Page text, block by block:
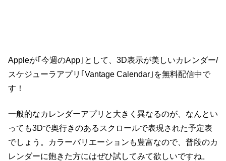
Appleが｢今週のApp｣として、3D表示が美しいカレンダー/
スケジューラアプリ｢Vantage Calendar｣を無料配信中で
す！
一般的なカレンダーアプリと大きく異なるのが、なんとい
っても3Dで奥行きのあるスクロールで表現された予定表
でしょう。カラーバリエーションも豊富なので、普段のカ
レンダーに飽きた方にはぜひ試してみて欲しいですね。